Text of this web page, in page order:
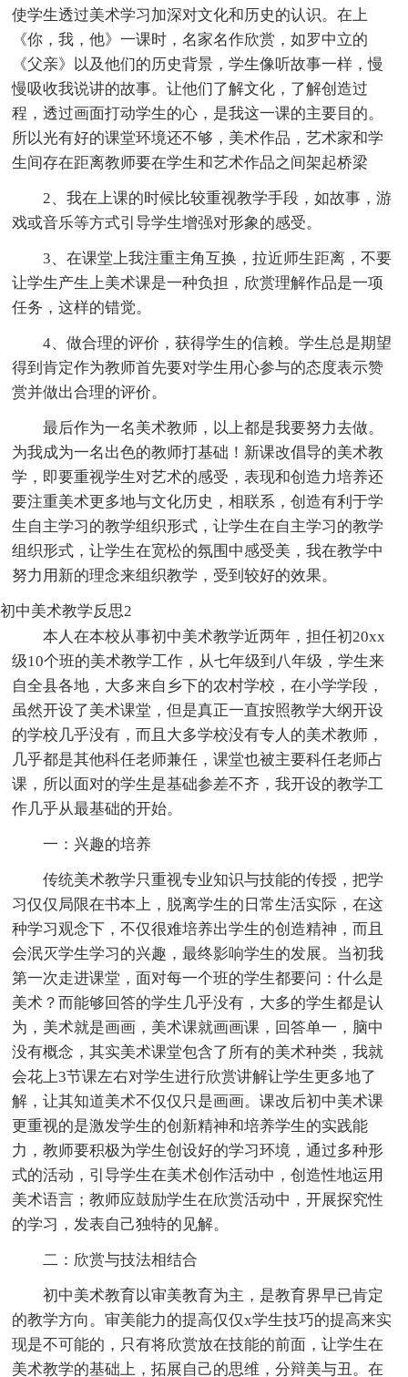
使学生透过美术学习加深对文化和历史的认识。在上
《你，我，他》一课时，名家名作欣赏，如罗中立的
《父亲》以及他们的历史背景，学生像听故事一样，慢
慢吸收我说讲的故事。让他们了解文化，了解创造过
程，透过画面打动学生的心，是我这一课的主要目的。
所以光有好的课堂环境还不够，美术作品，艺术家和学
生间存在距离教师要在学生和艺术作品之间架起桥梁
2、我在上课的时候比较重视教学手段，如故事，游
戏或音乐等方式引导学生增强对形象的感受。
3、在课堂上我注重主角互换，拉近师生距离，不要
让学生产生上美术课是一种负担，欣赏理解作品是一项
任务，这样的错觉。
4、做合理的评价，获得学生的信赖。学生总是期望
得到肯定作为教师首先要对学生用心参与的态度表示赞
赏并做出合理的评价。
最后作为一名美术教师，以上都是我要努力去做。
为我成为一名出色的教师打基础！新课改倡导的美术教
学，即要重视学生对艺术的感受，表现和创造力培养还
要注重美术更多地与文化历史，相联系，创造有利于学
生自主学习的教学组织形式，让学生在自主学习的教学
组织形式，让学生在宽松的氛围中感受美，我在教学中
努力用新的理念来组织教学，受到较好的效果。
初中美术教学反思2
本人在本校从事初中美术教学近两年，担任初20xx
级10个班的美术教学工作，从七年级到八年级，学生来
自全县各地，大多来自乡下的农村学校，在小学学段，
虽然开设了美术课堂，但是真正一直按照教学大纲开设
的学校几乎没有，而且大多学校没有专人的美术教师，
几乎都是其他科任老师兼任，课堂也被主要科任老师占
课，所以面对的学生是基础参差不齐，我开设的教学工
作几乎从最基础的开始。
一：兴趣的培养
传统美术教学只重视专业知识与技能的传授，把学
习仅仅局限在书本上，脱离学生的日常生活实际，在这
种学习观念下，不仅很难培养出学生的创造精神，而且
会泯灭学生学习的兴趣，最终影响学生的发展。当初我
第一次走进课堂，面对每一个班的学生都要问：什么是
美术？而能够回答的学生几乎没有，大多的学生都是认
为，美术就是画画，美术课就画画课，回答单一，脑中
没有概念，其实美术课堂包含了所有的美术种类，我就
会花上3节课左右对学生进行欣赏讲解让学生更多地了
解，让其知道美术不仅仅只是画画。课改后初中美术课
更重视的是激发学生的创新精神和培养学生的实践能
力，教师要积极为学生创设好的学习环境，通过多种形
式的活动，引导学生在美术创作活动中，创造性地运用
美术语言；教师应鼓励学生在欣赏活动中，开展探究性
的学习，发表自己独特的见解。
二：欣赏与技法相结合
初中美术教育以审美教育为主，是教育界早已肯定
的教学方向。审美能力的提高仅仅x学生技巧的提高来实
现是不可能的，只有将欣赏放在技能的前面，让学生在
美术教学的基础上，拓展自己的思维，分辩美与丑。在